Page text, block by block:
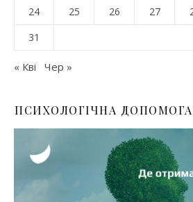
24 25 26 27
31
« Кві Чер »
ПСИХОЛОГІЧНА